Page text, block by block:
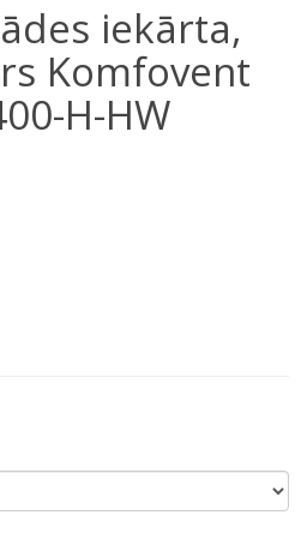
iekārta,
Komfovent
H-HW